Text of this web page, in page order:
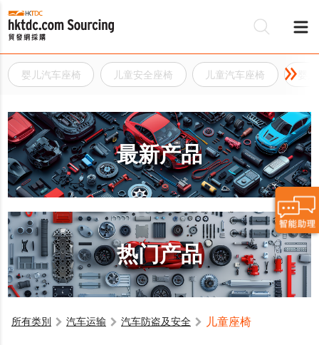
婴儿汽车座椅 儿童安全座椅 儿童汽车座椅
最新产品
热门产品
所有类別 汽车运输 汽车防盗及安全 儿童座椅